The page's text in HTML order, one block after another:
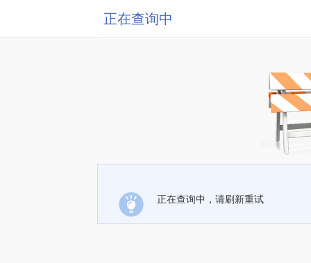
正在查询中
正在查询中，请刷新重试